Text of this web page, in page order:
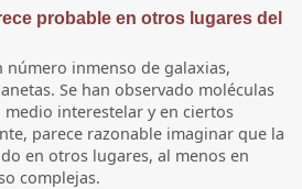
probable en otros lugares del
número inmenso de galaxias,
Se han observado moléculas
interestelar y en ciertos
parece razonable imaginar que la
en otros lugares, al menos en
complejas.